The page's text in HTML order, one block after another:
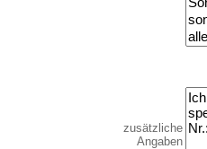
zusätzliche
Angaben